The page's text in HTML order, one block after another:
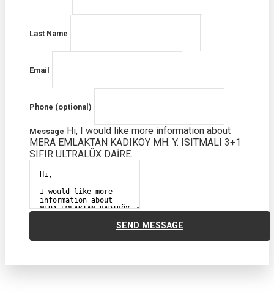
Last Name
Email
Phone (optional)
Message Hi, I would like more information about
MERA EMLAKTAN KADIKÖY MH. Y. ISITMALI 3+1
SIFIR ULTRALÜX DAİRE.
SEND MESSAGE